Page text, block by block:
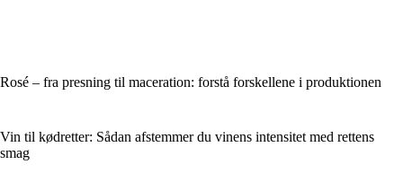
Rosé – fra presning til maceration: forstå forskellene i produktionen
Vin til kødretter: Sådan afstemmer du vinens intensitet med rettens
smag